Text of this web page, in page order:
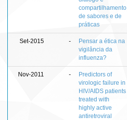
compartilhamento
de sabores e de
práticas
Set-2015 -
Pensar a ética na
vigilância da
influenza?
Nov-2011 -
Predictors of
virologic failure in
HIV/AIDS patients
treated with
highly active
antiretroviral